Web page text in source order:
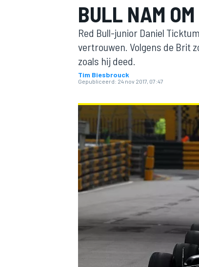
MOTOGP
BULL NAM
Red Bull-junior Daniel
vertrouwen. Volgens de Brit
zoals hij deed.
Tim Biesbrouck
Gepubliceerd: 24 nov 2017, 07:47